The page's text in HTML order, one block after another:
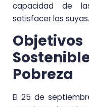
capacidad de
satisfacer las
Pobreza
El 25 de